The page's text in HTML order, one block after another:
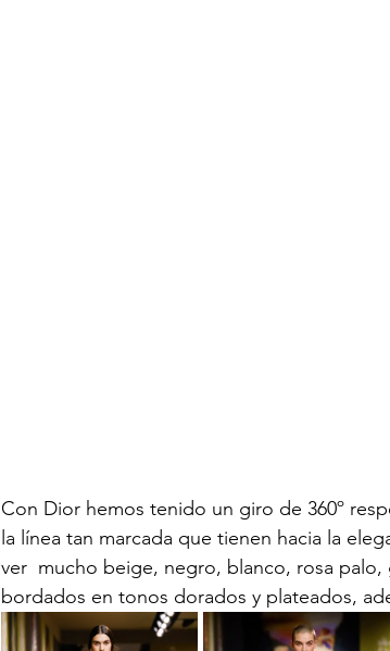
Con Dior hemos tenido un giro de 360º
la línea tan marcada que tienen hacia la
ver  mucho beige, negro, blanco, rosa
bordados en tonos dorados y plateados,